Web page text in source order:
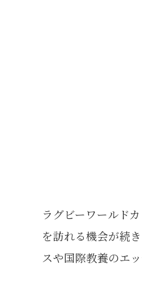
ラグビーワールド
を訪れる機会が続
スや国際教養のエ